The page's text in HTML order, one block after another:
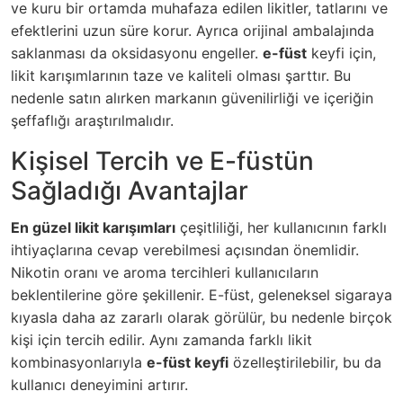
ve kuru bir ortamda muhafaza edilen likitler, tatlarını ve
efektlerini uzun süre korur. Ayrıca orijinal ambalajında
saklanması da oksidasyonu engeller. e-füst keyfi için,
likit karışımlarının taze ve kaliteli olması şarttır. Bu
nedenle satın alırken markanın güvenilirliği ve içeriğin
şeffaflığı araştırılmalıdır.
Kişisel Tercih ve E-füstün
Sağladığı Avantajlar
En güzel likit karışımları çeşitliliği, her kullanıcının farklı
ihtiyaçlarına cevap verebilmesi açısından önemlidir.
Nikotin oranı ve aroma tercihleri kullanıcıların
beklentilerine göre şekillenir. E-füst, geleneksel sigaraya
kıyasla daha az zararlı olarak görülür, bu nedenle birçok
kişi için tercih edilir. Aynı zamanda farklı likit
kombinasyonlarıyla e-füst keyfi özelleştirilebilir, bu da
kullanıcı deneyimini artırır.